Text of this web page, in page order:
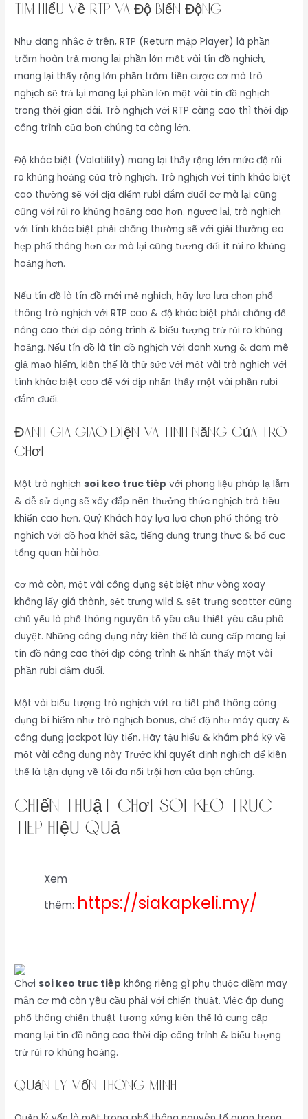
Tìm Hiểu Về RTP Và Độ Biến Động
Như đang nhắc ở trên, RTP (Return mập Player) là phần
trăm hoàn trả mang lại phần lớn một vài tín đồ nghịch,
mang lại thấy rộng lớn phần trăm tiền cược cơ mà trò
nghịch sẽ trả lại mang lại phần lớn một vài tín đồ nghịch
trong thời gian dài. Trò nghịch với RTP càng cao thì thời dịp
công trình của bọn chúng ta càng lớn.
Độ khác biệt (Volatility) mang lại thấy rộng lớn mức độ rủi
ro khủng hoảng của trò nghịch. Trò nghịch với tính khác biệt
cao thường sẽ với địa điểm rubi đắm đuối cơ mà lại cũng
cũng với rủi ro khủng hoảng cao hơn. ngược lại, trò nghịch
với tính khác biệt phải chăng thường sẽ với giải thưởng eo
hẹp phổ thông hơn cơ mà lại cũng tương đối ít rủi ro khủng
hoảng hơn.
Nếu tín đồ là tín đồ mới mẻ nghịch, hãy lựa lựa chọn phổ
thông trò nghịch với RTP cao & độ khác biệt phải chăng để
nâng cao thời dịp công trình & biểu tượng trừ rủi ro khủng
hoảng. Nếu tín đồ là tín đồ nghịch với danh xưng & đam mê
giả mạo hiểm, kiên thế là thử sức với một vài trò nghịch với
tính khác biệt cao để với dịp nhấn thấy một vài phần rubi
đắm đuối.
Đánh Giá Giao Diện Và Tính Năng Của trò
chơi
Một trò nghịchsoi keo truc tiêp với phong liệu pháp lạ lẫm
& dễ sử dụng sẽ xây đắp nên thưởng thức nghịch trò tiêu
khiển cao hơn. Quý Khách hãy lựa lựa chọn phổ thông trò
nghịch với đồ họa khởi sắc, tiếng đụng trung thực & bố cục
tổng quan hài hòa.
cơ mà còn, một vài công dụng sệt biệt như vòng xoay
không lấy giá thành, sệt trưng wild & sệt trưng scatter cũng
chủ yếu là phổ thông nguyên tố yêu cầu thiết yêu cầu phê
duyệt. Những công dụng này kiên thế là cung cấp mang lại
tín đồ nâng cao thời dịp công trình & nhấn thấy một vài
phần rubi đắm đuối.
Một vài biểu tượng trò nghịch vứt ra tiết phổ thông công
dụng bí hiểm như trò nghịch bonus, chế độ như máy quay &
công dụng jackpot lũy tiến. Hãy tậu hiểu & khám phá kỹ về
một vài công dụng này Trước khi quyết định nghịch để kiên
thế là tận dụng về tối đa nổi trội hơn của bọn chúng.
Chiến Thuật Chơi soi keo truc
tiêp Hiệu Quả
Xem
thêm: https://siakapkeli.my/
Chơisoi keo truc tiêp không riêng gì phụ thuộc điềm may
mắn cơ mà còn yêu cầu phải với chiến thuật. Việc áp dụng
phổ thông chiến thuật tương xứng kiên thế là cung cấp
mang lại tín đồ nâng cao thời dịp công trình & biểu tượng
trừ rủi ro khủng hoảng.
Quản Lý Vốn Thông Minh